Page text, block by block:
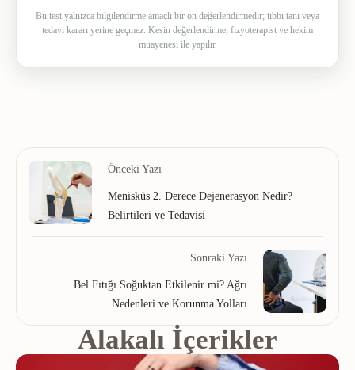
Bu test yalnızca bilgilendirme amaçlı bir ön değerlendirmedir; tıbbi tanı veya
tedavi kararı yerine geçmez. Kesin değerlendirme, fizyoterapist ve hekim
muayenesi ile yapılır.
Önceki Yazı
Menisküs 2. Derece Dejenerasyon Nedir?
Belirtileri ve Tedavisi
Sonraki Yazı
Bel Fıtığı Soğuktan Etkilenir mi? Ağrı
Nedenleri ve Korunma Yolları
Alakalı İçerikler